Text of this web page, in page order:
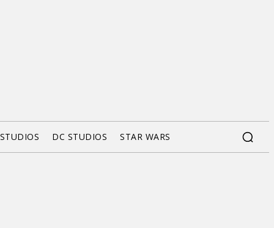
DC STUDIOS STAR WARS